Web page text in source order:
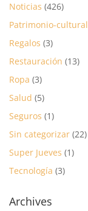
Noticias (426)
Patrimonio-cultural
Regalos (3)
Restauración (13)
Ropa (3)
Salud (5)
Seguros (1)
Sin categorizar (22)
Super Jueves (1)
Tecnología (3)
Archives